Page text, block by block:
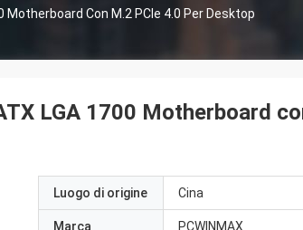
Motherboard Con M.2 PCIe 4.0 Per Desktop
LGA 1700 Motherboard
Luogo di origine Cina
Marca PCWINMAX